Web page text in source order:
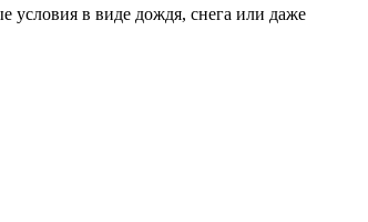
условия в виде дождя, снега или даже